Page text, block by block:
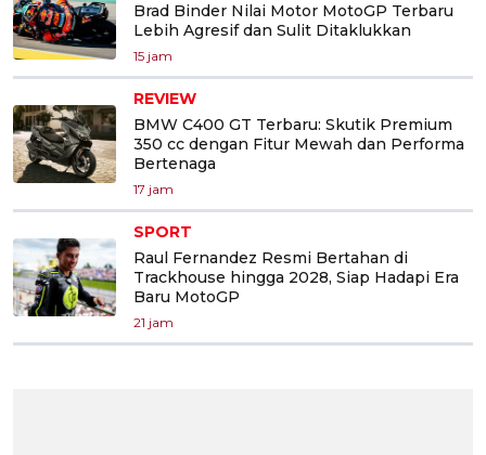
Brad Binder Nilai Motor MotoGP Terbaru
Lebih Agresif dan Sulit Ditaklukkan
15 jam
REVIEW
BMW C400 GT Terbaru: Skutik Premium
350 cc dengan Fitur Mewah dan Performa
Bertenaga
17 jam
SPORT
Raul Fernandez Resmi Bertahan di
Trackhouse hingga 2028, Siap Hadapi Era
Baru MotoGP
21 jam